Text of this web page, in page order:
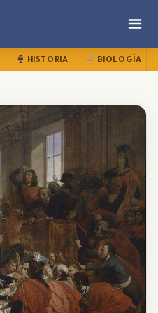
HISTORIA BIOLOGÍA